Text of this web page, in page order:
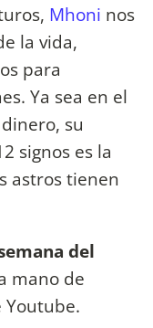
Mhoni nos
la vida,
para
Ya sea en el
su
signos es la
astros tienen
del
mano de
Youtube.